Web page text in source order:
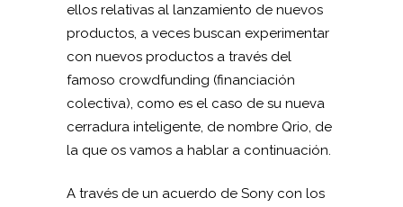
ellos relativas al lanzamiento de nuevos
productos, a veces buscan experimentar
con nuevos productos a través del
famoso crowdfunding (financiación
colectiva), como es el caso de su nueva
cerradura inteligente, de nombre Qrio, de
la que os vamos a hablar a continuación.
A través de un acuerdo de Sony con los